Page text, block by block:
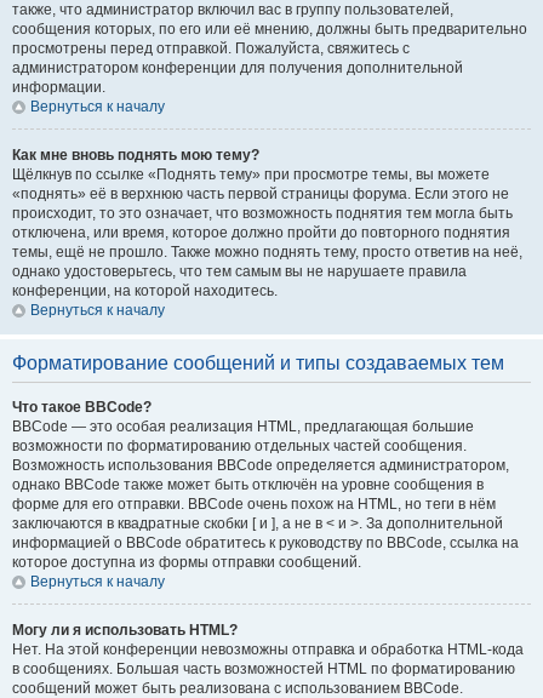
также, что администратор включил вас в группу пользователей,
сообщения которых, по его или её мнению, должны быть предварительно
просмотрены перед отправкой. Пожалуйста, свяжитесь с
администратором конференции для получения дополнительной
информации.
Вернуться к началу
Как мне вновь поднять мою тему?
Щёлкнув по ссылке «Поднять тему» при просмотре темы, вы можете
«поднять» её в верхнюю часть первой страницы форума. Если этого не
происходит, то это означает, что возможность поднятия тем могла быть
отключена, или время, которое должно пройти до повторного поднятия
темы, ещё не прошло. Также можно поднять тему, просто ответив на неё,
однако удостоверьтесь, что тем самым вы не нарушаете правила
конференции, на которой находитесь.
Вернуться к началу
Форматирование сообщений и типы создаваемых тем
Что такое BBCode?
BBCode — это особая реализация HTML, предлагающая большие
возможности по форматированию отдельных частей сообщения.
Возможность использования BBCode определяется администратором,
однако BBCode также может быть отключён на уровне сообщения в
форме для его отправки. BBCode очень похож на HTML, но теги в нём
заключаются в квадратные скобки [ и ], а не в < и >. За дополнительной
информацией о BBCode обратитесь к руководству по BBCode, ссылка на
которое доступна из формы отправки сообщений.
Вернуться к началу
Могу ли я использовать HTML?
Нет. На этой конференции невозможны отправка и обработка HTML-кода
в сообщениях. Большая часть возможностей HTML по форматированию
сообщений может быть реализована с использованием BBCode.